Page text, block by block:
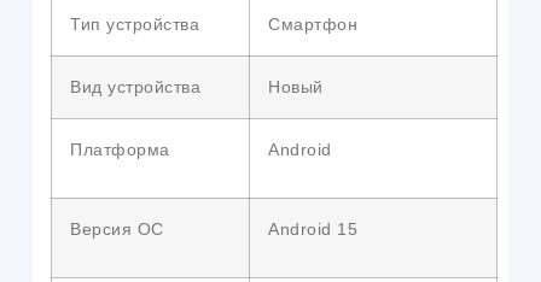
Тип устройства Смартфон
Вид устройства Новый
Платформа Android
Версия ОС Android 15